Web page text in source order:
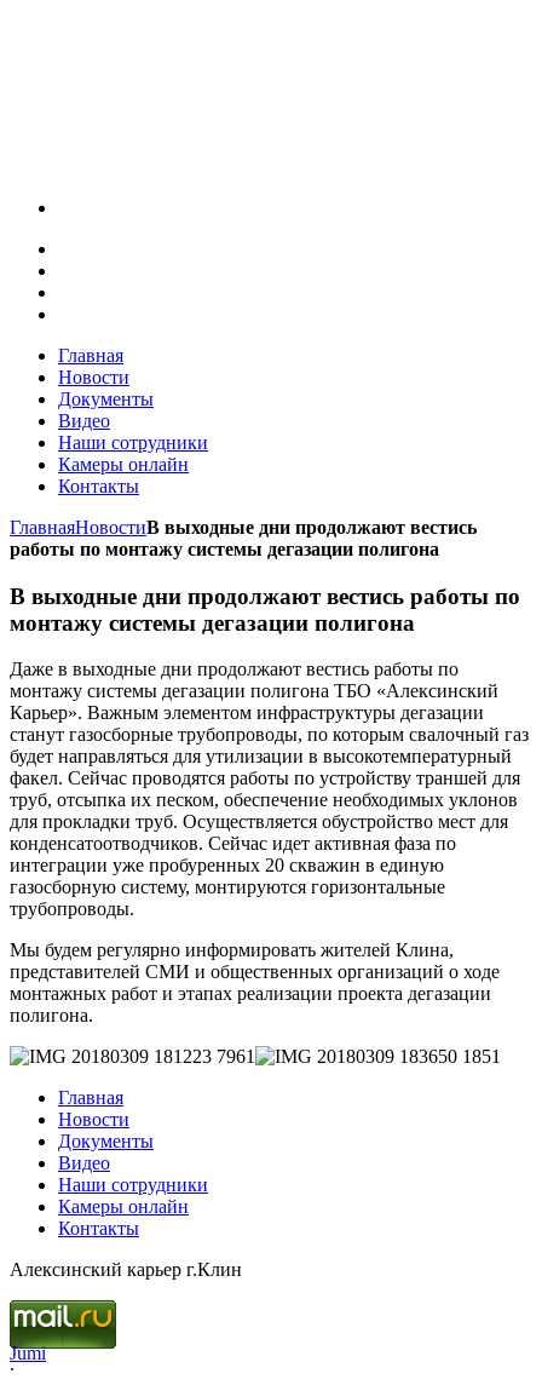
Главная
Новости
Документы
Видео
Наши сотрудники
Камеры онлайн
Контакты
ГлавнаяНовостиВ выходные дни продолжают вестись
работы по монтажу системы дегазации полигона
В выходные дни продолжают вестись работы по
монтажу системы дегазации полигона
Даже в выходные дни продолжают вестись работы по
монтажу системы дегазации полигона ТБО «Алексинский
Карьер». Важным элементом инфраструктуры дегазации
станут газосборные трубопроводы, по которым свалочный газ
будет направляться для утилизации в высокотемпературный
факел. Сейчас проводятся работы по устройству траншей для
труб, отсыпка их песком, обеспечение необходимых уклонов
для прокладки труб. Осуществляется обустройство мест для
конденсатоотводчиков. Сейчас идет активная фаза по
интеграции уже пробуренных 20 скважин в единую
газосборную систему, монтируются горизонтальные
трубопроводы.
Мы будем регулярно информировать жителей Клина,
представителей СМИ и общественных организаций о ходе
монтажных работ и этапах реализации проекта дегазации
полигона.
Главная
Новости
Документы
Видео
Наши сотрудники
Камеры онлайн
Контакты
Алексинский карьер г.Клин
Jumi
.